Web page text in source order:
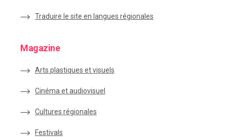
Traduire le site en langues régionales
Magazine
Arts plastiques et visuels
Cinéma et audiovisuel
Cultures régionales
Festivals